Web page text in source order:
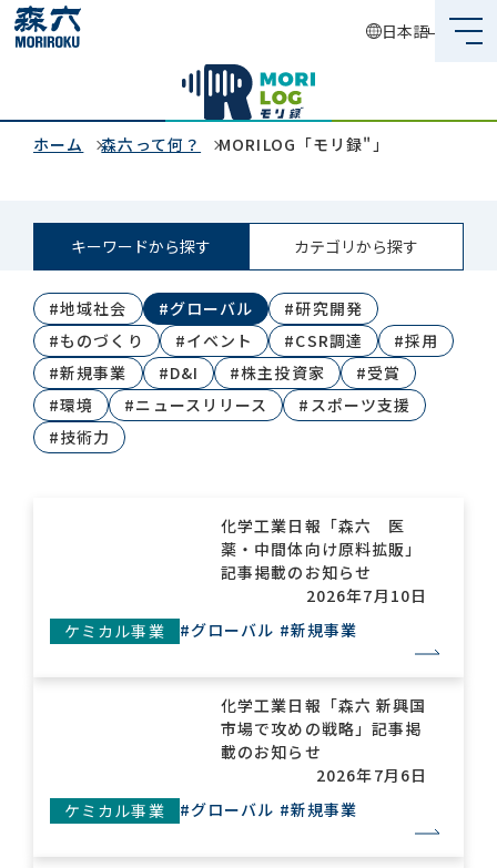
日本語
企業情報
サステナビリティ
投資家情報
採用情報
#会社概要
#森六って何？
ホーム 森六って何？ MORILOG「モリ録"」
キーワードから探す カテゴリから探す
#地域社会 #グローバル
#研究開発
#ものづくり
#イベント #CSR調達
#採用
#新規事業
#D&I #株主投資家
#受賞
#環境
#ニュースリリース
#スポーツ支援
#技術力
化学工業日報「森六 医
薬・中間体向け原料拡販」
記事掲載のお知らせ
2026年7月10日
ケミカル事業
#グローバル #新規事業
化学工業日報「森六 新興国
市場で攻めの戦略」記事掲
載のお知らせ
2026年7月6日
ケミカル事業
#グローバル #新規事業